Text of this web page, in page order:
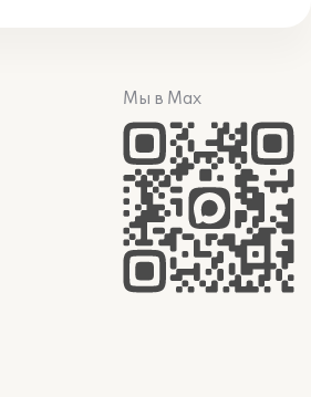
Мы в Max